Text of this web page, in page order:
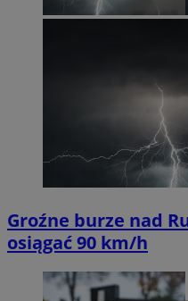
Groźne burze nad
osiągać 90 km/h